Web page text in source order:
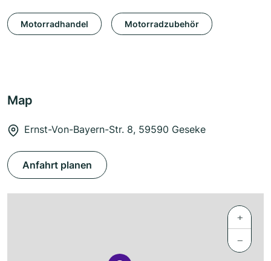
Motorradhandel Motorradzubehör
Map
Ernst-Von-Bayern-Str. 8, 59590 Geseke
Anfahrt planen
+
−